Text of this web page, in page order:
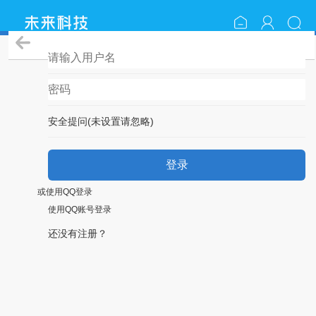
安全提问(未设置请忽略)
登录
或使用QQ登录
使用QQ账号登录
还没有注册？